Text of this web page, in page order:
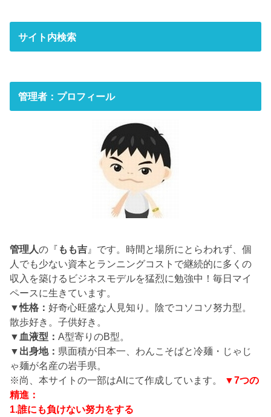
サイト内検索
管理者：プロフィール
管理人の『 もも吉 』です。時間と場所にとらわれず、個
人でも少ない資本とランニングコストで継続的に多くの
収入を築けるビジネスモデルを猛烈に勉強中！毎日マイ
ペースに生きています。
▼性格：好奇心旺盛な人見知り。陰でコソコソ努力型。
散歩好き。子供好き。
▼血液型：A型寄りのB型。
▼出身地： 県面積が日本一、わんこそばと冷麺・じゃじ
ゃ麺が名産の岩手県。
※尚、本サイトの一部はAIにて作成しています。
▼7つの
精進：
1.誰にも負けない努力をする